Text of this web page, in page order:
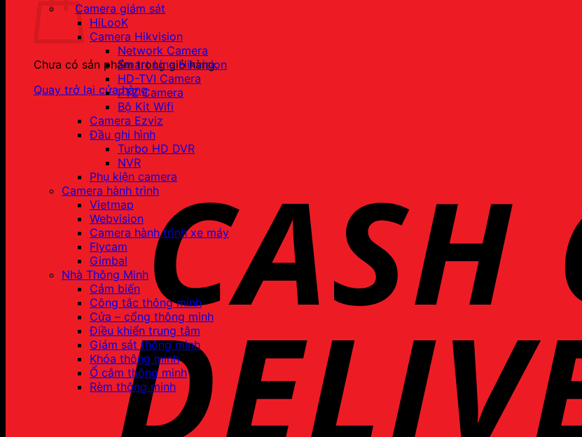
Chưa có sản phẩm trong giỏ hàng.
Quay trở lại cửa hàng
Camera giám sát
HiLooK
Camera Hikvision
Network Camera
Smart Line Hikvision
HD-TVI Camera
PTZ Camera
Bộ Kit Wifi
Camera Ezviz
Đầu ghi hình
Turbo HD DVR
NVR
Phụ kiện camera
Camera hành trình
Vietmap
Webvision
Camera hành trình xe máy
Flycam
Gimbal
Nhà Thông Minh
Cảm biến
Công tắc thông minh
Cửa – cổng thông minh
Điều khiển trung tâm
Giám sát thông minh
Khóa thông minh
Ổ cắm thông minh
Rèm thông minh